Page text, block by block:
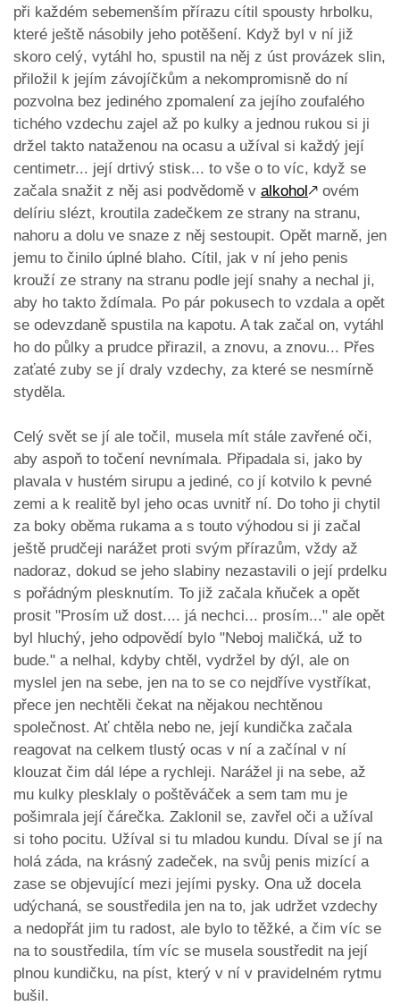
při každém sebemenším přírazu cítil spousty hrbolku,
které ještě násobily jeho potěšení. Když byl v ní již
skoro celý, vytáhl ho, spustil na něj z úst provázek slin,
přiložil k jejím závojíčkům a nekompromisně do ní
pozvolna bez jediného zpomalení za jejího zoufalého
tichého vzdechu zajel až po kulky a jednou rukou si ji
držel takto nataženou na ocasu a užíval si každý její
centimetr... její drtivý stisk... to vše o to víc, když se
začala snažit z něj asi podvědomě v alkohol 🡕 ovém
delíriu slézt, kroutila zadečkem ze strany na stranu,
nahoru a dolu ve snaze z něj sestoupit. Opět marně, jen
jemu to činilo úplné blaho. Cítil, jak v ní jeho penis
krouží ze strany na stranu podle její snahy a nechal ji,
aby ho takto ždímala. Po pár pokusech to vzdala a opět
se odevzdaně spustila na kapotu. A tak začal on, vytáhl
ho do půlky a prudce přirazil, a znovu, a znovu... Přes
zaťaté zuby se jí draly vzdechy, za které se nesmírně
styděla.
Celý svět se jí ale točil, musela mít stále zavřené oči,
aby aspoň to točení nevnímala. Připadala si, jako by
plavala v hustém sirupu a jediné, co jí kotvilo k pevné
zemi a k realitě byl jeho ocas uvnitř ní. Do toho ji chytil
za boky oběma rukama a s touto výhodou si ji začal
ještě prudčeji narážet proti svým přírazům, vždy až
nadoraz, dokud se jeho slabiny nezastavili o její prdelku
s pořádným plesknutím. To již začala kňuček a opět
prosit "Prosím už dost.... já nechci... prosím..." ale opět
byl hluchý, jeho odpovědí bylo "Neboj maličká, už to
bude." a nelhal, kdyby chtěl, vydržel by dýl, ale on
myslel jen na sebe, jen na to se co nejdříve vystříkat,
přece jen nechtěli čekat na nějakou nechtěnou
společnost. Ať chtěla nebo ne, její kundička začala
reagovat na celkem tlustý ocas v ní a začínal v ní
klouzat čim dál lépe a rychleji. Narážel ji na sebe, až
mu kulky plesklaly o poštěváček a sem tam mu je
pošimrala její čárečka. Zaklonil se, zavřel oči a užíval
si toho pocitu. Užíval si tu mladou kundu. Díval se jí na
holá záda, na krásný zadeček, na svůj penis mizící a
zase se objevující mezi jejími pysky. Ona už docela
udýchaná, se soustředila jen na to, jak udržet vzdechy
a nedopřát jim tu radost, ale bylo to těžké, a čim víc se
na to soustředila, tím víc se musela soustředit na její
plnou kundičku, na píst, který v ní v pravidelném rytmu
bušil.